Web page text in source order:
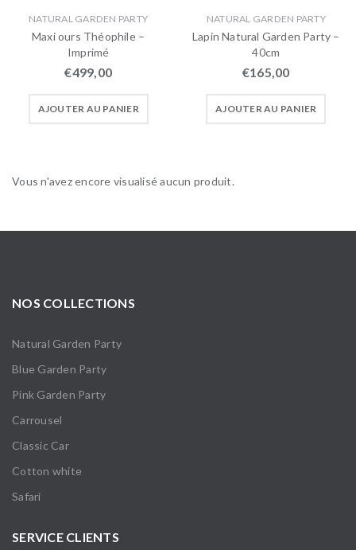
NATURAL GARDEN PARTY
Maxi ours Théophile –
Imprimé
€499,00
AJOUTER AU PANIER
NATURAL GARDEN PARTY
Lapin Natural Garden Party –
40cm
€165,00
AJOUTER AU PANIER
Vous n'avez encore visualisé aucun produit.
NOS COLLECTIONS
Natural Garden Party
Blue Garden Party
Pink Garden Party
Carrousel
Classic Car
Cotton white
Safari
SERVICE CLIENTS